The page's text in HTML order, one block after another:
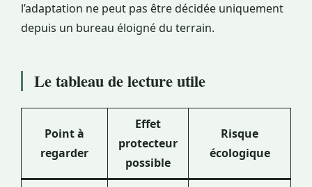
l’adaptation ne peut pas être décidée uniquement
depuis un bureau éloigné du terrain.
Le tableau de lecture utile
Point à
regarder
Effet
protecteur
possible
Risque
écologique